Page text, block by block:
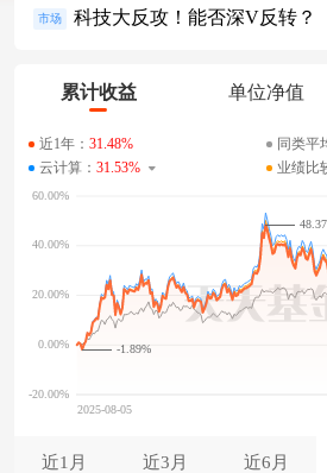
市场 科技大反攻！能否深V反转？
累计收益 单位净值
近1年： 31.48% 同类平
云计算： 31.53% 业绩比
-1.89%
近1月 近3月 近6月